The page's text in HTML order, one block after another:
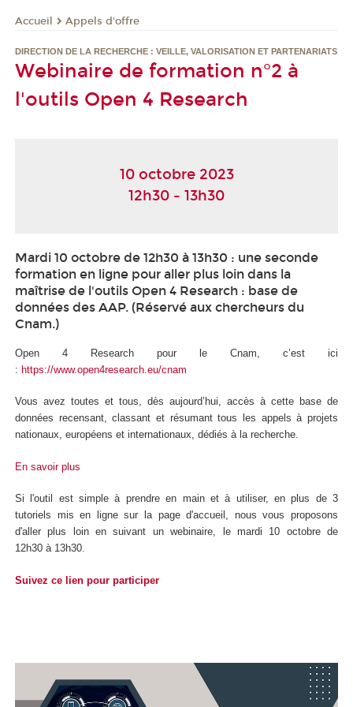
Accueil Appels d'offre
DIRECTION DE LA RECHERCHE : VEILLE, VALORISATION ET PARTENARIATS
Webinaire de formation n°2 à
l'outils Open 4 Research
10 octobre 2023
12h30 - 13h30
Mardi 10 octobre de 12h30 à 13h30 : une seconde
formation en ligne pour aller plus loin dans la
maîtrise de l'outils Open 4 Research : base de
données des AAP. (Réservé aux chercheurs du
Cnam.)
Open 4 Research pour le Cnam, c’est ici
: https://www.open4research.eu/cnam
Vous avez toutes et tous, dès aujourd’hui, accès à cette base de
données recensant, classant et résumant tous les appels à projets
nationaux, européens et internationaux, dédiés à la recherche.
En savoir plus
Si l'outil est simple à prendre en main et à utiliser, en plus de 3
tutoriels mis en ligne sur la page d'accueil, nous vous proposons
d'aller plus loin en suivant un webinaire, le mardi 10 octobre de
12h30 à 13h30.
Suivez ce lien pour participer